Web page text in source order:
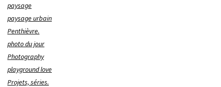
paysage
paysage urbain
Penthièvre.
photo du jour
Photography
playground love
Projets, séries.